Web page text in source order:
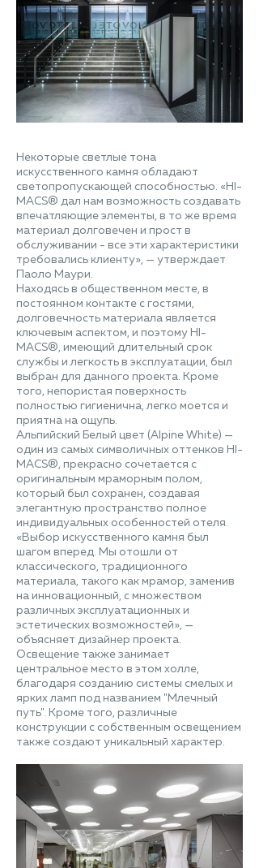
Некоторые светлые тона
искусственного камня обладают
светопропускающей способностью. «HI-
MACS® дал нам возможность создавать
впечатляющие элементы, в то же время
материал долговечен и прост в
обслуживании - все эти характеристики
требовались клиенту», — утверждает
Паоло Маури.
Находясь в общественном месте, в
постоянном контакте с гостями,
долговечность материала является
ключевым аспектом, и поэтому HI-
MACS®, имеющий длительный срок
службы и легкость в эксплуатации, был
выбран для данного проекта. Кроме
того, непористая поверхность
полностью гигиенична, легко моется и
приятна на ощупь.
Альпийский Белый цвет (Alpine White) —
один из самых символичных оттенков HI-
MACS®, прекрасно сочетается с
оригинальным мраморным полом,
который был сохранен, создавая
элегантную пространство полное
индивидуальных особенностей отеля.
«Выбор искусственного камня был
шагом вперед. Мы отошли от
классического, традиционного
материала, такого как мрамор, заменив
на инновационный, с множеством
различных эксплуатационных и
эстетических возможностей», —
объясняет дизайнер проекта.
Освещение также занимает
центральное место в этом холле,
благодаря созданию системы смелых и
ярких ламп под названием "Млечный
путь". Кроме того, различные
конструкции с собственным освещением
также создают уникальный характер.